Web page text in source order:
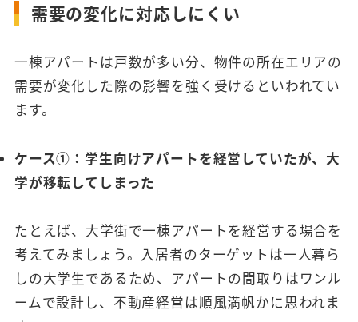
需要の変化に対応しにくい
一棟アパートは戸数が多い分、物件の所在エリアの
需要が変化した際の影響を強く受けるといわれてい
ます。
ケース①：学生向けアパートを経営していたが、大
学が移転してしまった
たとえば、大学街で一棟アパートを経営する場合を
考えてみましょう。入居者のターゲットは一人暮ら
しの大学生であるため、アパートの間取りはワンル
ームで設計し、不動産経営は順風満帆かに思われま